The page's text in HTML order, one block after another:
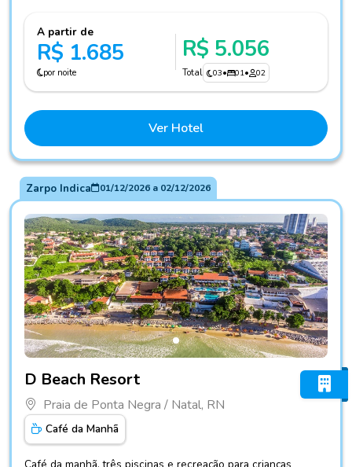
A partir de
R$ 1.685
por noite
R$ 5.056
Total 03• 01• 02
Ver Hotel
Zarpo Indica 01/12/2026a 02/12/2026
D Beach Resort
Praia de Ponta Negra / Natal, RN
Café da Manhã
Café da manhã, três piscinas e recreação para crianças